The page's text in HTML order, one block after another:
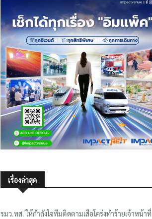
เรื่องล่าสุด
รมว.ทส. ให้กำลังใจทีมติดตามเสือโคร่งทำร้ายเจ้าหน้าที่